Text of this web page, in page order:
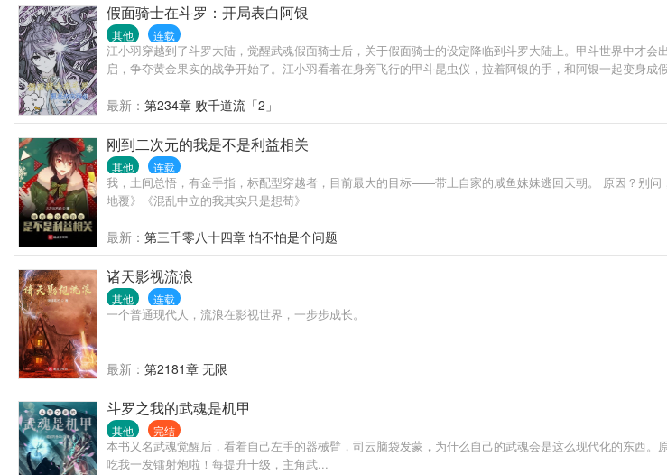
假面骑士在斗罗：开局表白阿银
其他 连载
江小羽穿越到了斗罗大陆，觉醒武魂假面骑士后，关于假面骑士的设定降临到斗罗大陆上。甲斗世界中才
启，争夺黄金果实的战争开始了。江小羽看着在身旁飞行的甲斗昆虫仪，拉着阿银的手，和阿银一起变身成
最新： 第234章 败千道流「2」
刚到二次元的我是不是利益相关
其他 连载
我，土间总悟，有金手指，标配型穿越者，目前最大的目标——带上自家的咸鱼妹妹逃回天朝。 原因？别
地覆》《混乱中立的我其实只是想苟》
最新： 第三千零八十四章 怕不怕是个问题
诸天影视流浪
其他 连载
一个普通现代人，流浪在影视世界，一步步成长。
最新： 第2181章 无限
斗罗之我的武魂是机甲
其他 完结
本书又名武魂觉醒后，看着自己左手的器械臂，司云脑袋发蒙，为什么自己的武魂会是这么现代化的东西
吃我一发镭射炮啦！每提升十级，主角武...